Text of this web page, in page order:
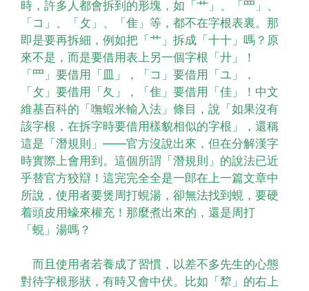
時，許多人都會拆到的形塊，如「艹」、「罒」、
「コ」、「攵」、「隹」等，都不在字根表裏。那
即是要再拆細，例如把「艹」拆成「十十」嗎？原
來不是，而是要借用表上另一個字根「廾」！
「罒」要借用「皿」，「コ」要借用「ユ」，
「攵」要借用「夂」，「隹」要借用「佳」！中文
維基百科的「嘸蝦米輸入法」條目，說「如果沒有
該字根，在拆字時要借用樣貌相似的字根」，還稱
這是「潛規則」——官方沒說出來，但在分解漢字
時實際上會用到。這個所謂「潛規則」的說法已近
乎替官方狡辯！這完完全全是一郎在上一篇文章中
所說，使用者要煲周打蜆湯，卻無法找到蜆，要硬
着頭皮用蠔來權充！那麼煮出來的，還是周打
「蜆」湯嗎？
而且使用者若養成了習慣，以差不多先生的心態
對待字根形狀，有時又會中伏。比如「犂」的右上